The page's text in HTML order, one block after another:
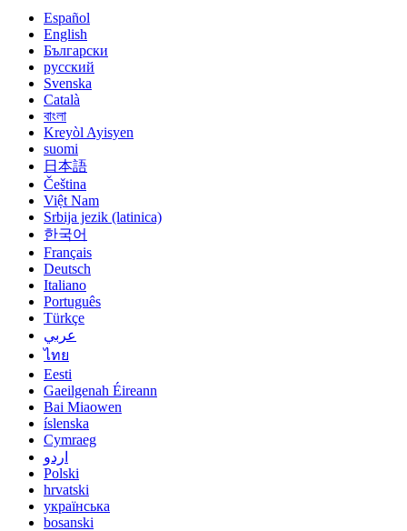
Español
English
Български
русский
Svenska
Català
বাংলা
Kreyòl Ayisyen
suomi
日本語
Čeština
Việt Nam
Srbija jezik (latinica)
한국어
Français
Deutsch
Italiano
Português
Türkçe
عربي
ไทย
Eesti
Gaeilgenah Éireann
Bai Miaowen
íslenska
Cymraeg
اردو
Polski
hrvatski
українська
bosanski